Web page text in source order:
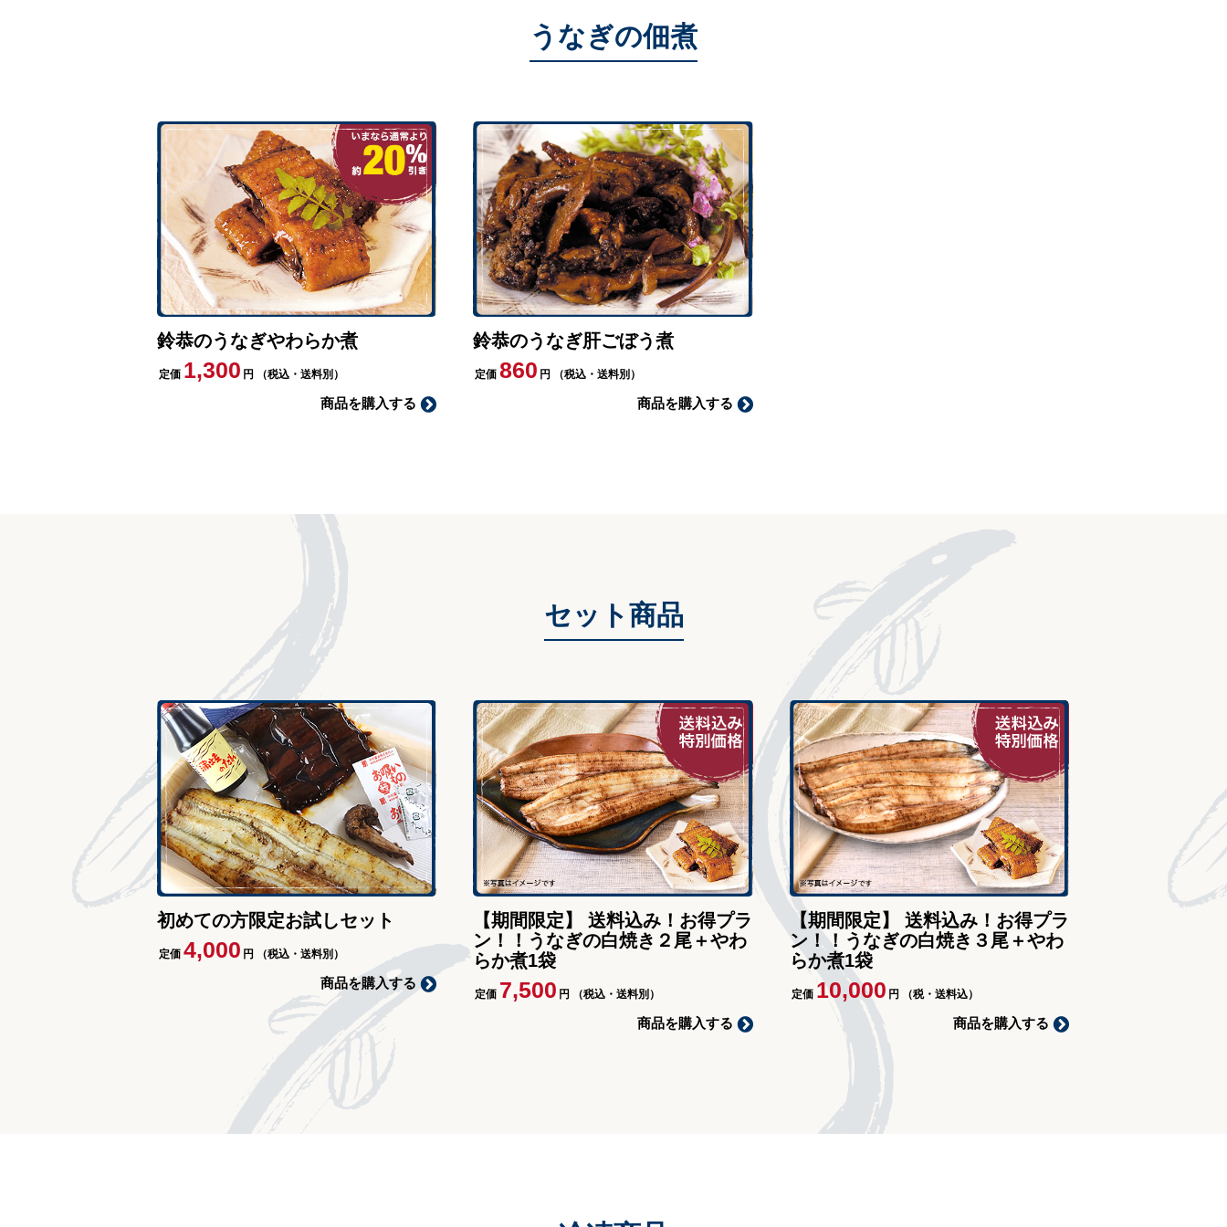
うなぎの佃煮
鈴恭のうなぎやわらか煮
定価 1,300 円 （税込・送料別）
商品を購入する
鈴恭のうなぎ肝ごぼう煮
定価 860 円 （税込・送料別）
商品を購入する
セット商品
初めての方限定お試しセット
定価 4,000 円 （税込・送料別）
商品を購入する
【期間限定】 送料込み！お得プラ
ン！！うなぎの白焼き２尾＋やわ
らか煮1袋
定価 7,500 円 （税込・送料別）
商品を購入する
【期間限定】 送料込み！お得プラ
ン！！うなぎの白焼き３尾＋やわ
らか煮1袋
定価 10,000 円 （税・送料込）
商品を購入する